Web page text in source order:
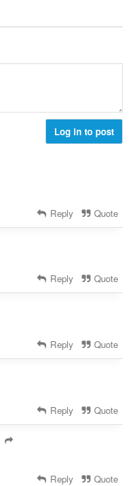
Log in to post
Reply Quote
Reply Quote
Reply Quote
Reply Quote
Reply Quote